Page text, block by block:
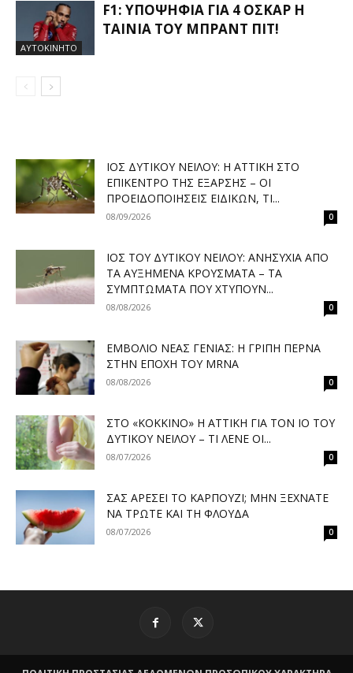
ΑΥΤΟΚΙΝΗΤΟ
F1: ΥΠΟΨΉΦΙΑ ΓΙΑ 4 ΌΣΚΑΡ Η
ΤΑΙΝΊΑ ΤΟΥ ΜΠΡΑΝΤ ΠΙΤ!
ΙΌΣ ΔΥΤΙΚΟΎ ΝΕΊΛΟΥ: Η ΑΤΤΙΚΉ ΣΤΟ
ΕΠΊΚΕΝΤΡΟ ΤΗΣ ΈΞΑΡΣΗΣ – ΟΙ
ΠΡΟΕΙΔΟΠΟΙΉΣΕΙΣ ΕΙΔΙΚΏΝ, ΤΙ...
08/09/2026 0
ΙΌΣ ΤΟΥ ΔΥΤΙΚΟΎ ΝΕΊΛΟΥ: ΑΝΗΣΥΧΊΑ ΑΠΌ
ΤΑ ΑΥΞΗΜΈΝΑ ΚΡΟΎΣΜΑΤΑ – ΤΑ
ΣΥΜΠΤΏΜΑΤΑ ΠΟΥ ΧΤΥΠΟΎΝ...
08/08/2026 0
ΕΜΒΌΛΙΟ ΝΈΑΣ ΓΕΝΙΆΣ: Η ΓΡΊΠΗ ΠΕΡΝΆ
ΣΤΗΝ ΕΠΟΧΉ ΤΟΥ MRNA
08/08/2026 0
ΣΤΟ «ΚΌΚΚΙΝΟ» Η ΑΤΤΙΚΉ ΓΙΑ ΤΟΝ ΙΌ ΤΟΥ
ΔΥΤΙΚΟΎ ΝΕΊΛΟΥ – ΤΙ ΛΈΝΕ ΟΙ...
08/07/2026 0
ΣΑΣ ΑΡΈΣΕΙ ΤΟ ΚΑΡΠΟΎΖΙ; ΜΗΝ ΞΕΧΝΆΤΕ
ΝΑ ΤΡΏΤΕ ΚΑΙ ΤΗ ΦΛΟΎΔΑ
08/07/2026 0